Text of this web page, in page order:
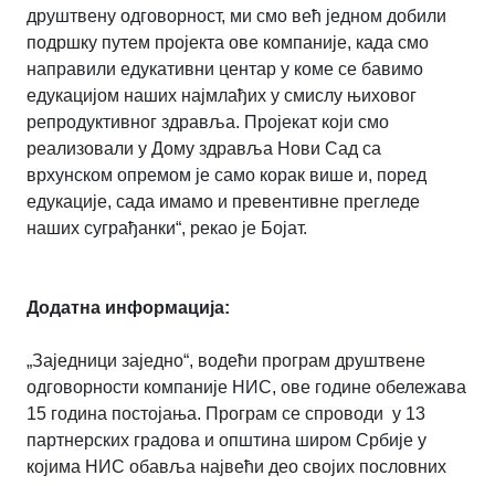
друштвену одговорност, ми смо већ једном добили
подршку путем пројекта ове компаније, када смо
направили едукативни центар у коме се бавимо
едукацијом наших најмлађих у смислу њиховог
репродуктивног здравља. Пројекат који смо
реализовали у Дому здравља Нови Сад са
врхунском опремом је само корак више и, поред
едукације, сада имамо и превентивне прегледе
наших суграђанки“, рекао је Бојат.
Додатна информација:
„Заједници заједно“, водећи програм друштвене
одговорности компаније НИС, ове године обележава
15 година постојања. Програм се спроводи у 13
партнерских градова и општина широм Србије у
којима НИС обавља највећи део својих пословних